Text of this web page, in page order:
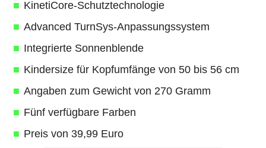
KinetiCore-Schutztechnologie
Advanced TurnSys-Anpassungssystem
Integrierte Sonnenblende
Kindersize für Kopfumfänge von 50 bis 56 cm
Angaben zum Gewicht von 270 Gramm
Fünf verfügbare Farben
Preis von 39,99 Euro